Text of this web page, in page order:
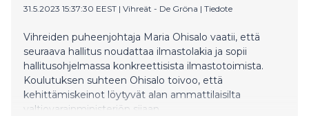
31.5.2023 15:37:30 EEST | Vihreät - De Gröna | Tiedote
Vihreiden puheenjohtaja Maria Ohisalo vaatii, että
seuraava hallitus noudattaa ilmastolakia ja sopii
hallitusohjelmassa konkreettisista ilmastotoimista.
Koulutuksen suhteen Ohisalo toivoo, että
kehittämiskeinot löytyvät alan ammattilaisilta
valtiovarainministeriön sijaan.